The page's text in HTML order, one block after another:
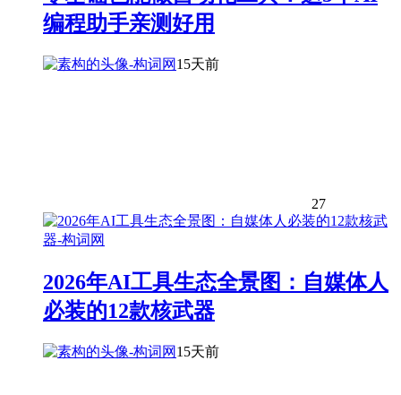
编程助手亲测好用
15天前
27
2026年AI工具生态全景图：自媒体人
必装的12款核武器
15天前